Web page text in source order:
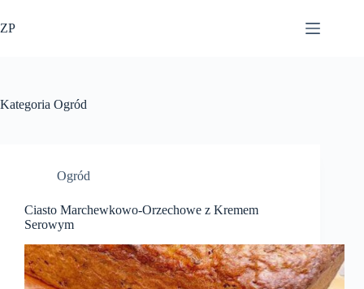
do
treści
ZP
Kategoria Ogród
Ogród
Ciasto Marchewkowo-Orzechowe z Kremem
Serowym